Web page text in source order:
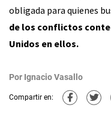
obligada para quienes
de los conflictos
Unidos en ellos.
Por Ignacio Vasallo
Compartir en: